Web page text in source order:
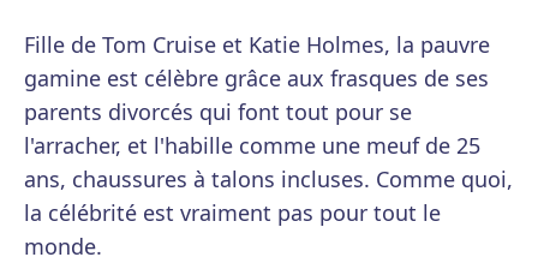
Fille de Tom Cruise et Katie Holmes, la pauvre
gamine est célèbre grâce aux frasques de ses
parents divorcés qui font tout pour se
l'arracher, et l'habille comme une meuf de 25
ans, chaussures à talons incluses. Comme quoi,
la célébrité est vraiment pas pour tout le
monde.